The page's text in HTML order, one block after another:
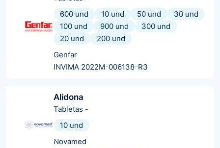
600 und
10 und 50 und
30 und
100 und
900 und
300 und
20 und
200 und
Genfar
INVIMA 2022M-006138-R3
Alidona
Tabletas -
10 und
Novamed